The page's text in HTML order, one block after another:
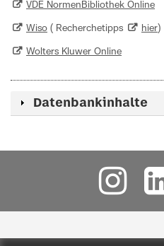
VDE NormenBibliothek Online
Wiso ( Recherchetipps hier)
Wolters Kluwer Online
Datenbankinhalte